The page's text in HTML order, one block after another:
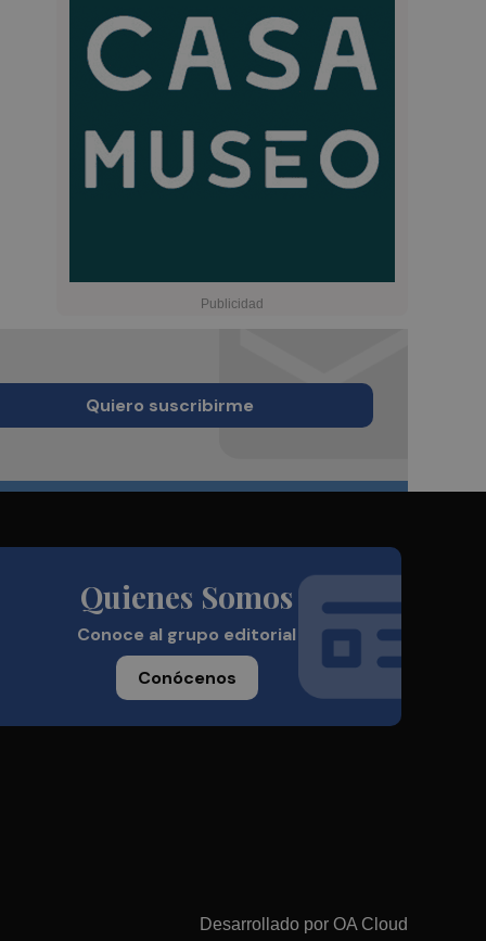
Quiero suscribirme
Quienes Somos
Conoce al grupo editorial
Conócenos
Desarrollado por OA Cloud